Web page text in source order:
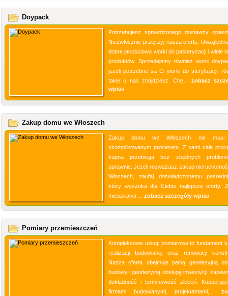
Doypack
Potrzebujesz sprawdzonego dostawcy
Niezwłocznie przejrzyj naszą ofertę.
dobre jakościowo worki do pasteryzacji i wiele
produktów. Sprzedajemy również worki
jeżeli potrzebne są Ci worki do sterylizacji,
takie u nas znajdziesz. Chę... zobacz
wpisu
Zakup domu we Włoszech
Zakup domu we Włoszech nie
skomplikowanym procesem. Z nami cała
kupna przebiega bez zbędnych
sprawnie. Jeżeli rozważasz zakup
Włoszech, zaufaj doświadczonemu
który wyszuka dla Ciebie najlepsze oferty.
mieszkania ... zobacz szczegóły wpisu
Pomiary przemieszczeń
Kompleksowe usługi pomiarowe to fundament
realizacji budowlanej oraz renowacji
Nasza oferta obejmuje pełną geodezyjną
budowy i geodezyjną obsługę inwestycji,
dokładność i terminowość zleceń.
firmami budowlanymi, projektantami,...